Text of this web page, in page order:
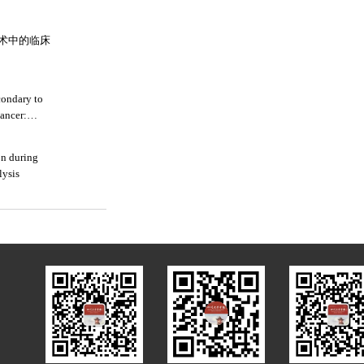
中的临床
to
during